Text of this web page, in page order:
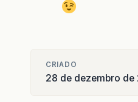
CRIADO
28 de dezembro